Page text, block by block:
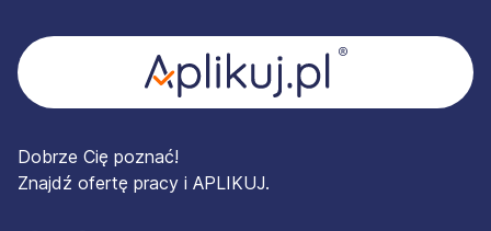
Dobrze Cię poznać!
Znajdź ofertę pracy i APLIKUJ.